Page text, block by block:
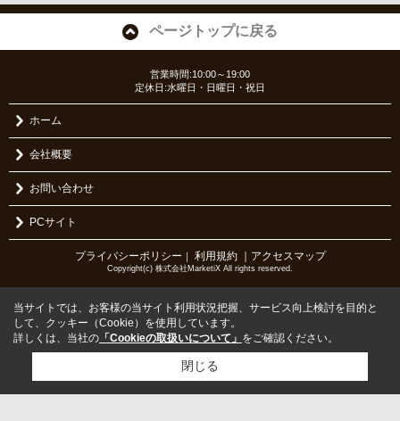
ページトップに戻る
営業時間:10:00～19:00
定休日:水曜日・日曜日・祝日
ホーム
会社概要
お問い合わせ
PCサイト
プライバシーポリシー ｜ 利用規約 ｜アクセスマップ
Copyright(c) 株式会社MarketiX All rights reserved.
当サイトでは、お客様の当サイト利用状況把握、サービス向上検討を目的と
して、クッキー（Cookie）を使用しています。
詳しくは、当社の 「Cookieの取扱いについて」 をご確認ください。
閉じる